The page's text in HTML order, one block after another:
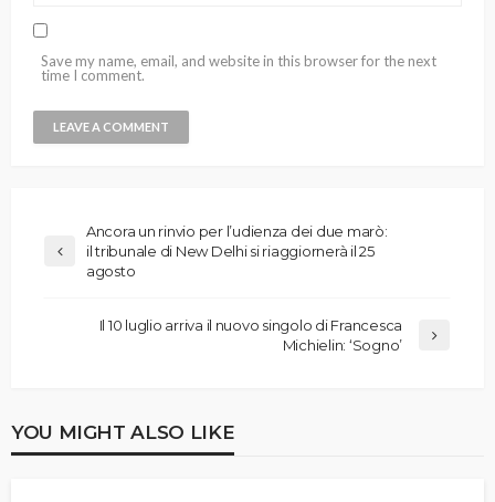
Save my name, email, and website in this browser for the next
time I comment.
Ancora un rinvio per l’udienza dei due marò:
il tribunale di New Delhi si riaggiornerà il 25
agosto
Il 10 luglio arriva il nuovo singolo di Francesca
Michielin: ‘Sogno’
YOU MIGHT ALSO LIKE